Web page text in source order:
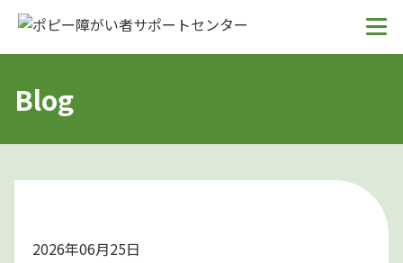
Blog
2026年06月25日